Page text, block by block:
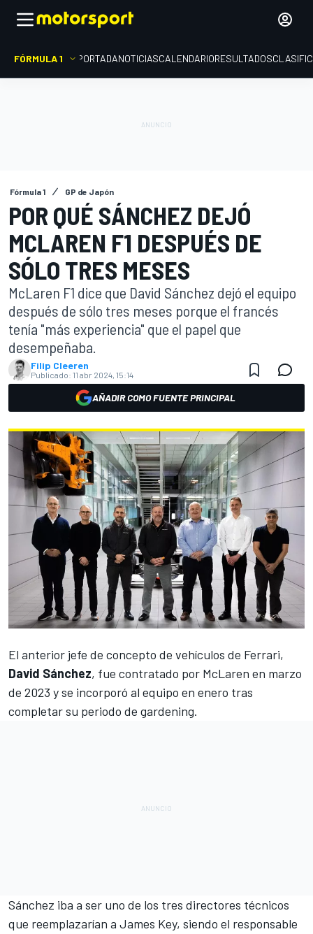
FÓRMULA 1 PORTADANOTICIASCALENDARIORESULTADOS
Fórmula 1 GP de Japón
POR QUÉ SÁNCHEZ DEJÓ
MCLAREN F1 DESPUÉS DE
SÓLO TRES MESES
McLaren F1 dice que David Sánchez dejó el equipo
después de sólo tres meses porque el francés
tenía "más experiencia" que el papel que
desempeñaba.
Filip Cleeren
Publicado: 11 abr 2024, 15:14
AÑADIR COMO FUENTE PRINCIPAL
El anterior jefe de concepto de vehículos de Ferrari,
David Sánchez, fue contratado por McLaren en marzo
de 2023 y se incorporó al equipo en enero tras
completar su periodo de gardening.
Sánchez iba a ser uno de los tres directores técnicos
que reemplazarían a James Key, siendo el responsable